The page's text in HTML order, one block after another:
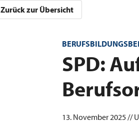
Zurück zur Übersicht
SPD:
13. November 2025 //